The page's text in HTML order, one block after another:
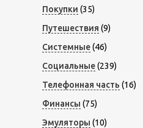
Покупки (35)
Путешествия (9)
Системные(46)
Социальные(239)
Телефонная часть (16)
Финансы (75)
Эмуляторы (10)